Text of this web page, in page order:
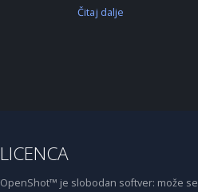
Čitaj dalje
LICENCA
OpenShot™ je slobodan softver: može se